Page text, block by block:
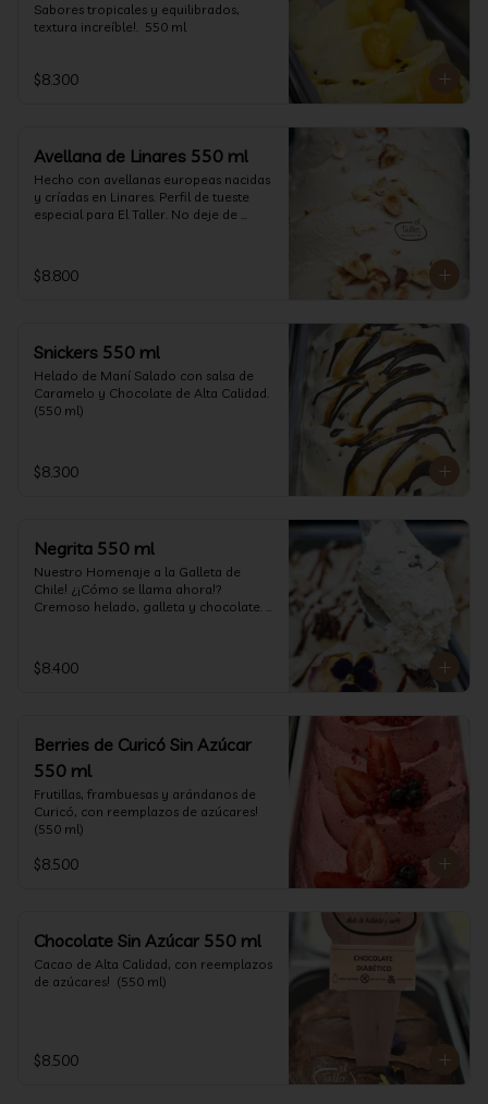
Sabores tropicales y equilibrados,
textura increíble!.  550 ml
$8.300
Avellana de Linares 550 ml
Hecho con avellanas europeas nacidas
y críadas en Linares. Perfil de tueste
especial para El Taller. No deje de
$8.800
Snickers 550 ml
Helado de Maní Salado con salsa de
Caramelo y Chocolate de Alta Calidad.
(550 ml)
$8.300
Negrita 550 ml
Nuestro Homenaje a la Galleta de
Chile! ¿¡Cómo se llama ahora!?
Cremoso helado, galleta y chocolate.
$8.400
Berries de Curicó Sin Azúcar
550 ml
Frutillas, frambuesas y arándanos de
Curicó, con reemplazos de azúcares!
(550 ml)
$8.500
Chocolate Sin Azúcar 550 ml
Cacao de Alta Calidad, con reemplazos
de azúcares!  (550 ml)
$8.500